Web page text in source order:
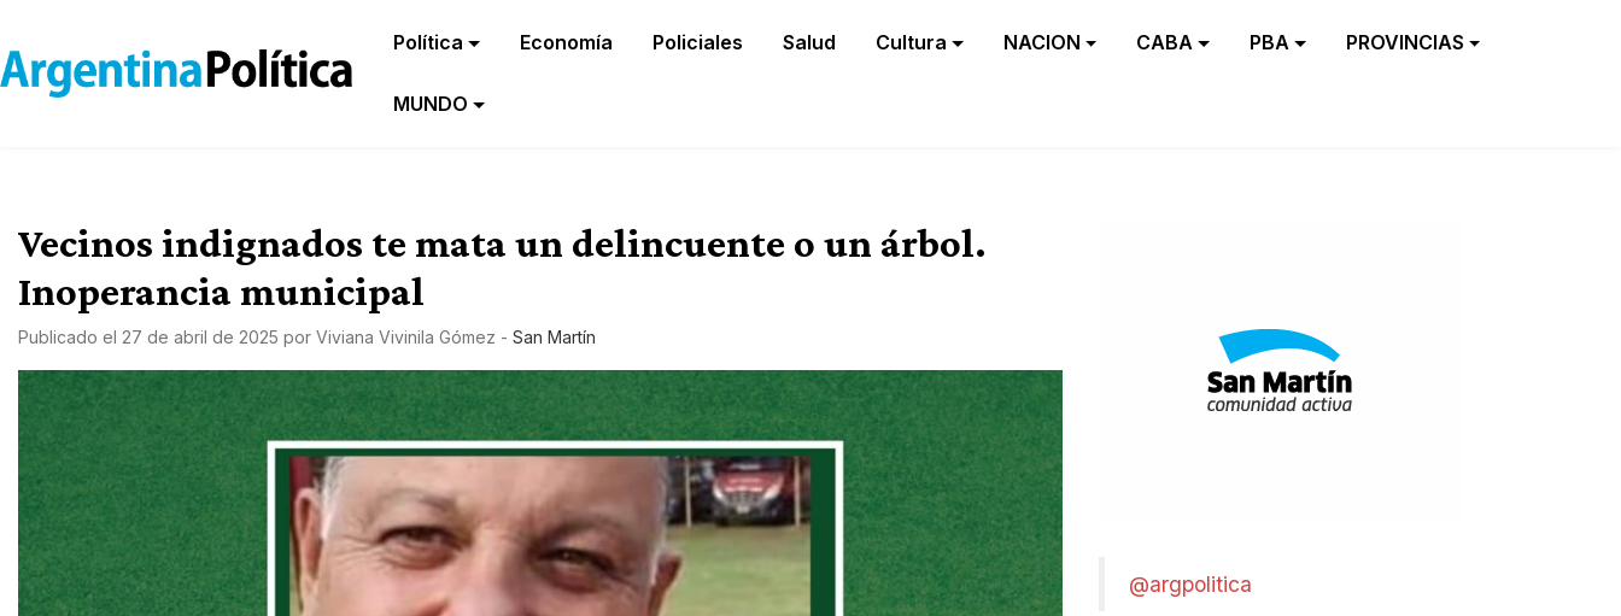
Política Economía Policiales Salud Cultura NACION CABA PBA PROVINCIAS
MUNDO
Vecinos indignados te mata un delincuente o un árbol.
Inoperancia municipal
Publicado el 27 de abril de 2025 por Viviana Vivinila Gómez - San Martín
@argpolitica